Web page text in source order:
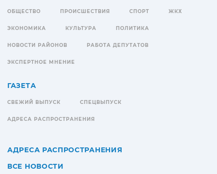
ОБЩЕСТВО ПРОИСШЕСТВИЯ СПОРТ ЖКХ
ЭКОНОМИКА КУЛЬТУРА ПОЛИТИКА
НОВОСТИ РАЙОНОВ РАБОТА ДЕПУТАТОВ
ЭКСПЕРТНОЕ МНЕНИЕ
ГАЗЕТА
СВЕЖИЙ ВЫПУСК СПЕЦВЫПУСК
АДРЕСА РАСПРОСТРАНЕНИЯ
АДРЕСА РАСПРОСТРАНЕНИЯ
ВСЕ НОВОСТИ